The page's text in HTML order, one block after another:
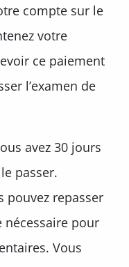
compte sur le
votre
ce paiement
l’examen de
avez 30 jours
passer.
pouvez repasser
nécessaire pour
Vous